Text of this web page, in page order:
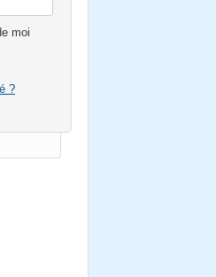
moi
?